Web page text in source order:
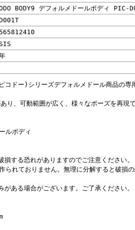
BODY9 デフォルメドールボディ PIC-
コドー)シリーズデフォルメドール商品の専
り、可動範囲が広く、様々なポーズを再現で
ルボディ
する恐れがありますのでご注意ください。
れておりません。無理に分解すると破損の
ある場合がございます。ご了承ください。